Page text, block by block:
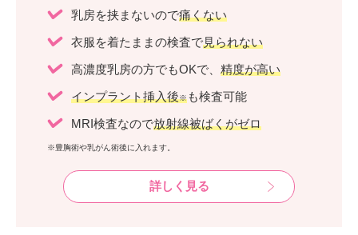
乳房を挟まないので痛くない
衣服を着たままの検査で見られない
高濃度乳房の方でもOKで、 精度が高い
インプラント挿入後※ も検査可能
MRI検査なので放射線被ばくがゼロ
※豊胸術や乳がん術後に入れます。
詳しく見る